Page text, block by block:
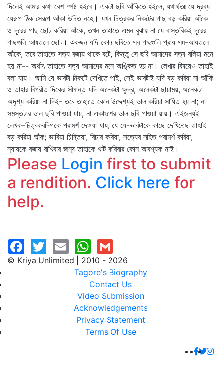
দিলেই আমার কথা বেশ স্পষ্ট হইবে। একটা ছবি আঁকিতে হইলে, যথার্থতঃ যে দ্রব্য
যেরূপ ঠিক সেরূপ আঁকা উচিত নহে। যখন চিত্রকর নিকটের গাছ বড় করিয়া আঁকে
ও দূরের গাছ ছোট করিয়া আঁকে, তখন তাহাতে এমন বুঝায় না যে বাস্তবিকই দূরের
গাছগুলি আয়তনে ছোট। একজন যদি কোন ছবিতে সব গাছগুলি প্রায় সম-আয়তনে
আঁকে, তবে তাহাতে সত্য বজায় থাকে বটে, কিন্তু সে ছবি আমাদের সত্য বলিয়া মনে
হয় না-- অর্থাৎ তাহাতে সত্য আমাদের মনে অঙ্কিত হয় না। লেখার বিষয়েও তাহাই
বলা যায়। আমি যে ভাবটা নিকটে দেখিতে পাই, সেই ভাবটাই যদি বড় করিয়া না আঁকি
ও তাহার বিপরীত দিকের সীমান্ত যদি অনেকটা ক্ষুদ্র, অনেকটা ছায়াময়, অনেকটা
অদৃশ্য করিয়া না দিই- তবে তাহাতে কোন উদ্দেশ্যই ভাল করিয়া সাধিত হয় না; না
সমস্তটার ভাল ছবি পাওয়া যায়, না একাংশের ভাল ছবি পাওয়া য়ায়। এইজন্যই
লেখক-চিত্রকরদিগকে পরামর্শ দেওয়া যায়, যে যে-ভাবটাকে কাছে দেখিতেছ তাহাই
বড় করিয়া আঁক; ভাবিয়া চিন্তিয়া, বিচার করিয়া, সত্যের সহিত পরামর্শ করিয়া,
ন্যায়কে বজায় রাখিবার জন্য তাহাকে খাট করিবার কোন আবশ্যক নাই।
Please Login first to submit
a rendition. Click here for
help.
© Kriya Unlimited | 2010 - 2026
Tagore's Biography
Contact Us
Video Submission
Acknowledgements
Privacy Statement
Terms Of Use